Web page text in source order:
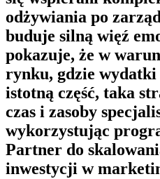
odżywiania po
buduje silną więź
pokazuje, że w
rynku, gdzie
istotną część, taka
czas i zasoby
wykorzystując
Partner do
inwestycji w